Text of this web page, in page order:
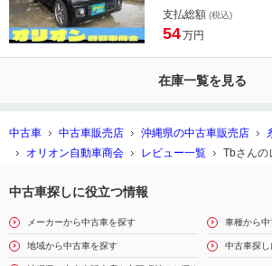
ＴＶナビ Ｂｌｕ
クカメラ ＥＴＣ
ッテリー・ワイパ
支払総額 (税込)
54万円
在庫一覧を見る
中古車 中古車販売店 沖縄県の中古車販売店
オリオン自動車商会
レビュー一覧 Tbさんの
中古車探しに役立つ情報
メーカーから中古車を探す 車種から
地域から中古車を探す 中古車探